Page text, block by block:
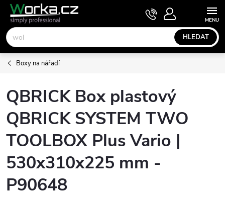
Přejít
obsah
HLEDAT
NÁKUPNÍ
KOŠÍK
Boxy na nářadí
QBRICK Box plastový
QBRICK SYSTEM TWO
TOOLBOX Plus Vario |
530x310x225 mm -
P90648